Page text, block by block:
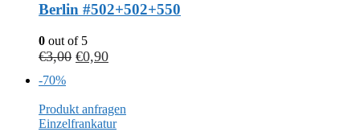
Berlin #502+502+550
0 out of 5
€3,00 €0,90
-70%
Produkt anfragen
Einzelfrankatur